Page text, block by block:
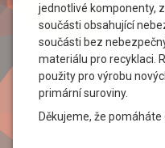
jednotlivé komponenty,
součásti obsahující
součásti bez
materiálu pro recyklaci.
použity pro výrobu
primární suroviny.
Děkujeme, že